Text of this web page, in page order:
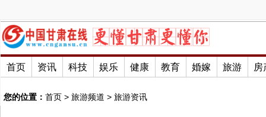
首页 资讯 科技 娱乐 健康 教育 婚嫁 旅游 房
您的位置： 首页 > 旅游频道 > 旅游资讯